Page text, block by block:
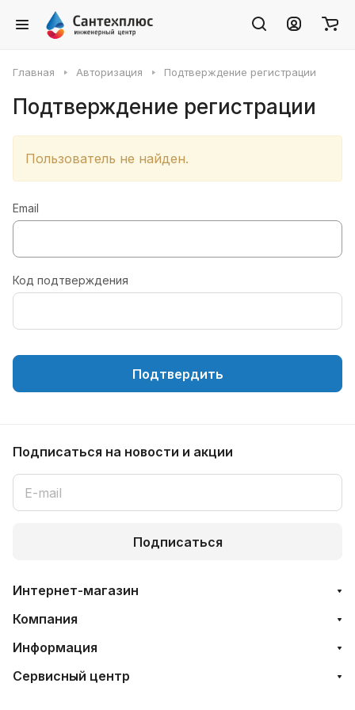
Главная Авторизация Подтверждение регистрации
Подтверждение регистрации
Пользователь не найден.
Email
Код подтверждения
Подтвердить
Подписаться на новости и акции
Подписаться
Интернет-магазин
Компания
Информация
Сервисный центр